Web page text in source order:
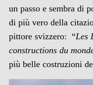
un passo e sembra di
di più vero della
pittore svizzero: “Les
constructions du
più belle costruzioni